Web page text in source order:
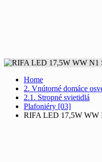
Home
2. Vnútorné domáce
2.1. Stropné svietidlá
Plafoniéry [03]
RIFA LED 17,5W WW